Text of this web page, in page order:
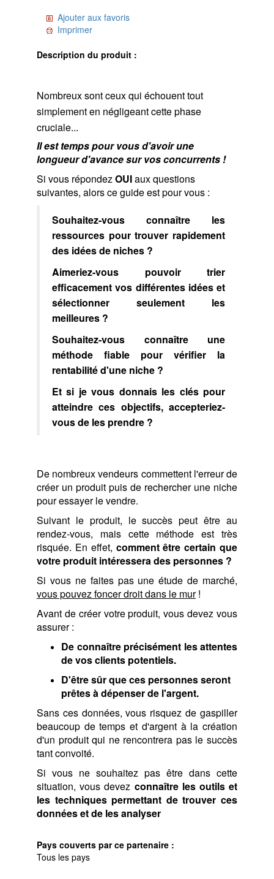
Ajouter aux favoris
Imprimer
Description du produit :
Nombreux sont ceux qui échouent tout
simplement en négligeant cette phase
cruciale...
Il est temps pour vous d'avoir une
longueur d'avance sur vos concurrents !
Si vous répondezOUIaux questions
suivantes, alors ce guide est pour vous :
Souhaitez-vous connaître les
ressources pour trouver rapidement
des idées de niches ?
Aimeriez-vous pouvoir trier
efficacement vos différentes idées et
sélectionner seulement les
meilleures ?
Souhaitez-vous connaître une
méthode fiable pour vérifier la
rentabilité d'une niche ?
Et si je vous donnais les clés pour
atteindre ces objectifs, accepteriez-
vous de les prendre ?
De nombreux vendeurs commettent l'erreur de
créer un produit puis de rechercher une niche
pour essayer le vendre.
Suivant le produit, le succès peut être au
rendez-vous, mais cette méthode est très
risquée. En effet, comment être certain que
votre produit intéressera des personnes ?
Si vous ne faites pas une étude de marché,
vous pouvez foncer droit dans le mur!
Avant de créer votre produit, vous devez vous
assurer :
De connaître précisément les attentes
de vos clients potentiels.
D'être sûr que ces personnes seront
prêtes à dépenser de l'argent.
Sans ces données, vous risquez de gaspiller
beaucoup de temps et d'argent à la création
d'un produit qui ne rencontrera pas le succès
tant convoité.
Si vous ne souhaitez pas être dans cette
situation, vous devez connaître les outils et
les techniques permettant de trouver ces
données et de les analyser
Pays couverts par ce partenaire :
Tous les pays